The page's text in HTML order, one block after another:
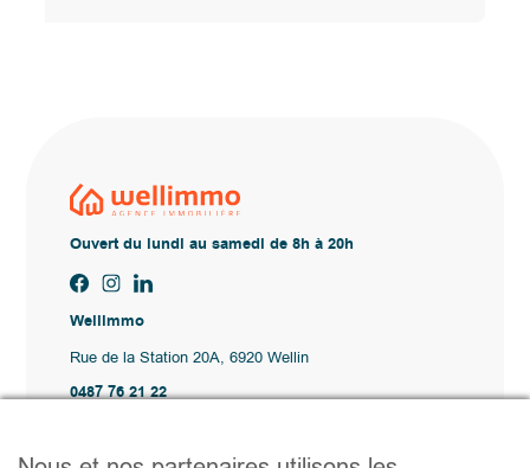
Ouvert du lundi au samedi de 8h à 20h
Wellimmo
Rue de la Station 20A, 6920 Wellin
0487 76 21 22